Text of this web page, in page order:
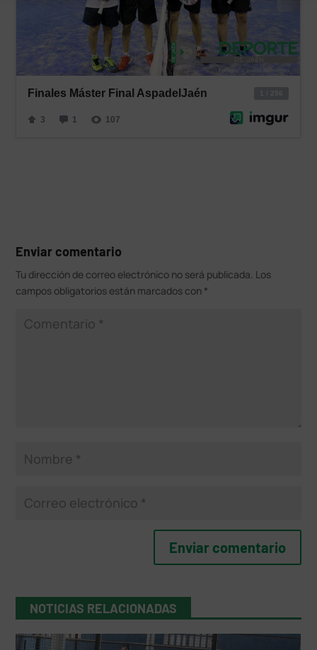
Enviar comentario
Tu dirección de correo electrónico no será publicada. Los
campos obligatorios están marcados con *
NOTICIAS RELACIONADAS